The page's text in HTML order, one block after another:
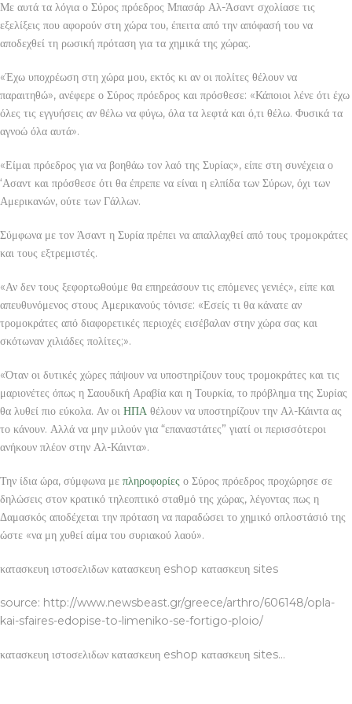
Με αυτά τα λόγια ο Σύρος πρόεδρος Μπασάρ Αλ-Άσαντ σχολίασε τις
εξελίξεις που αφορούν στη χώρα του, έπειτα από την απόφασή του να
αποδεχθεί τη ρωσική πρόταση για τα χημικά της χώρας.
«Έχω υποχρέωση στη χώρα μου, εκτός κι αν οι πολίτες θέλουν να
παραιτηθώ», ανέφερε ο Σύρος πρόεδρος και πρόσθεσε: «Κάποιοι λένε ότι έχω
όλες τις εγγυήσεις αν θέλω να φύγω, όλα τα λεφτά και ό,τι θέλω. Φυσικά τα
αγνοώ όλα αυτά».
«Είμαι πρόεδρος για να βοηθάω τον λαό της Συρίας», είπε στη συνέχεια ο
‘Ασαντ και πρόσθεσε ότι θα έπρεπε να είναι η ελπίδα των Σύρων, όχι των
Αμερικανών, ούτε των Γάλλων.
Σύμφωνα με τον Άσαντ η Συρία πρέπει να απαλλαχθεί από τους τρομοκράτες
και τους εξτρεμιστές.
«Αν δεν τους ξεφορτωθούμε θα επηρεάσουν τις επόμενες γενιές», είπε και
απευθυνόμενος στους Αμερικανούς τόνισε: «Εσείς τι θα κάνατε αν
τρομοκράτες από διαφορετικές περιοχές εισέβαλαν στην χώρα σας και
σκότωναν χιλιάδες πολίτες;».
«Όταν οι δυτικές χώρες πάψουν να υποστηρίζουν τους τρομοκράτες και τις
μαριονέτες όπως η Σαουδική Αραβία και η Τουρκία, το πρόβλημα της Συρίας
θα λυθεί πιο εύκολα. Αν οι ΗΠΑ θέλουν να υποστηρίζουν την Αλ-Κάιντα ας
το κάνουν. Αλλά να μην μιλούν για “επαναστάτες” γιατί οι περισσότεροι
ανήκουν πλέον στην Αλ-Κάιντα».
Την ίδια ώρα, σύμφωνα με πληροφορίες ο Σύρος πρόεδρος προχώρησε σε
δηλώσεις στον κρατικό τηλεοπτικό σταθμό της χώρας, λέγοντας πως η
Δαμασκός αποδέχεται την πρόταση να παραδώσει το χημικό οπλοστάσιό της
ώστε «να μη χυθεί αίμα του συριακού λαού».
κατασκευη ιστοσελιδων κατασκευη eshop κατασκευη sites
source: http://www.newsbeast.gr/greece/arthro/606148/opla-
kai-sfaires-edopise-to-limeniko-se-fortigo-ploio/
κατασκευη ιστοσελιδων κατασκευη eshop κατασκευη sites…